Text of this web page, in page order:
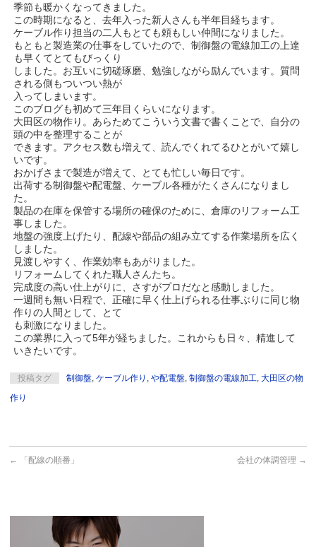
季節も暖かくなってきました。
この時期になると、去年入った新人さんも半年目経ちます。
ケーブル作り担当の二人もとても頼もしい仲間になりました。
もともと製造業の仕事をしていたので、制御盤の電線加工の上達
も早くてとてもびっくり
しました。お互いに切磋琢磨、勉強しながら励んでいます。質問
される側もついつい熱が
入ってしまいます。
このブログも初めて三年目くらいになります。
大田区の物作り。あらためてこういう文書で書くことで、自分の
頭の中を整理することが
できます。アクセス数も増えて、読んでくれてるひとがいて嬉し
いです。
おかげさまで製造が増えて、とても忙しい毎日です。
出荷する制御盤や配電盤、ケーブル各種がたくさんになりまし
た。
製品の在庫を保管する場所の確保のために、倉庫のリフォーム工
事しました。
地盤の強度上げたり、配線や部品の組み立てする作業場所を広く
しました。
見渡しやすく、作業効率もあがりました。
リフォームしてくれた職人さんたち。
完成度の高い仕上がりに、さすがプロだなと感動しました。
一週間も無い日程で、正確に早く仕上げられる仕事ぶりに同じ物
作りの人間として、とて
も刺激になりました。
この業界に入って5年が経ちました。これからも日々、精進して
いきたいです。
投稿タグ 制御盤,ケーブル作り ,や配電盤,制御盤の電線加工,大田区の物
作り
← 「配線の順番」 会社の体調管理 →